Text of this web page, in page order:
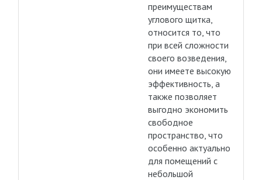
преимуществам
углового щитка,
относится то, что
при всей сложности
своего возведения,
они имеете высокую
эффективность, а
также позволяет
выгодно экономить
свободное
пространство, что
особенно актуально
для помещений с
небольшой